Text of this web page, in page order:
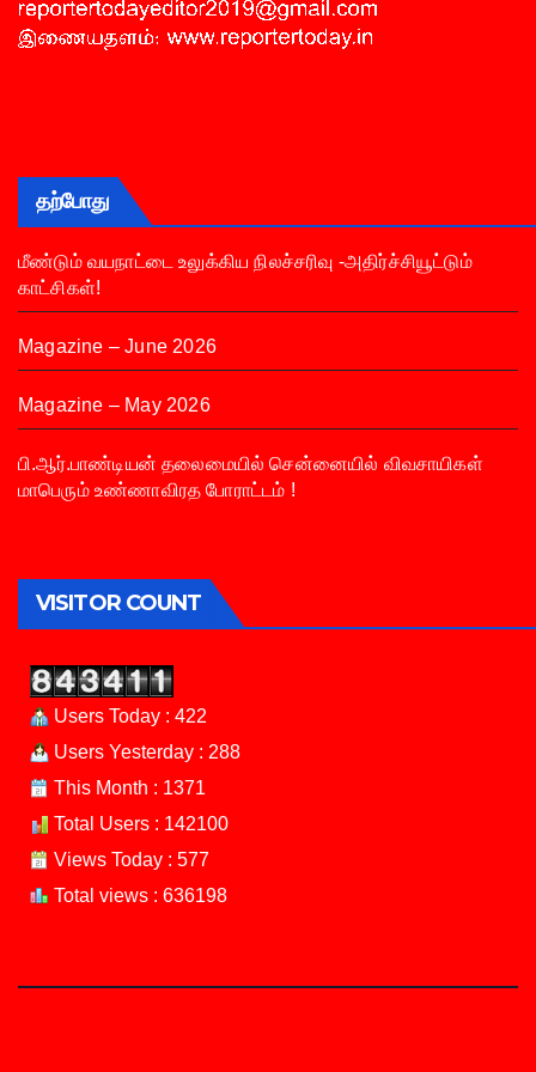
தற்போது
மீண்டும் வயநாட்டை உலுக்கிய நிலச்சரிவு -அதிர்ச்சியூட்டும்
காட்சிகள்!
Magazine – June 2026
Magazine – May 2026
பி.ஆர்.பாண்டியன் தலைமையில் சென்னையில் விவசாயிகள்
மாபெரும் உண்ணாவிரத போராட்டம் !
VISITOR COUNT
Users Today : 422
Users Yesterday : 288
This Month : 1371
Total Users : 142100
Views Today : 577
Total views : 636198